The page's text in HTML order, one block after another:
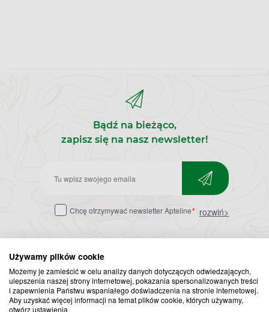
Używamy plików cookie
Możemy je zamieścić w celu analizy danych dotyczących odwiedzających,
ulepszenia naszej strony internetowej, pokazania spersonalizowanych treści
i zapewnienia Państwu wspaniałego doświadczenia na stronie internetowej.
Aby uzyskać więcej informacji na temat plików cookie, których używamy,
otwórz ustawienia.
Bądź na bieżąco,
zapisz się na nasz newsletter!
Zapisz
do
Chcę otrzymywać newsletter Apteline* rozwiń>